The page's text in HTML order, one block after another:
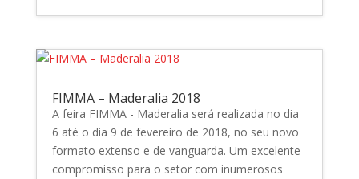
FIMMA – Maderalia 2018
A feira FIMMA - Maderalia será realizada no dia
6 até o dia 9 de fevereiro de 2018, no seu novo
formato extenso e de vanguarda. Um excelente
compromisso para o setor com inumerosos